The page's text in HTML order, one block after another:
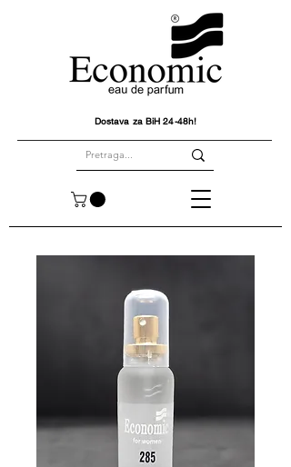
Dostava za BiH 24-48h!